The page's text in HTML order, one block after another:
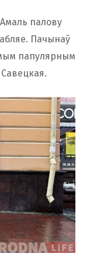
Амаль палову
Пачынаў
папулярным